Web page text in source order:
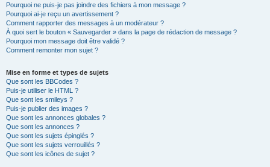
Pourquoi ne puis-je pas joindre des fichiers à mon message ?
Pourquoi ai-je reçu un avertissement ?
Comment rapporter des messages à un modérateur ?
À quoi sert le bouton « Sauvegarder » dans la page de rédaction de message ?
Pourquoi mon message doit être validé ?
Comment remonter mon sujet ?
Mise en forme et types de sujets
Que sont les BBCodes ?
Puis-je utiliser le HTML ?
Que sont les smileys ?
Puis-je publier des images ?
Que sont les annonces globales ?
Que sont les annonces ?
Que sont les sujets épinglés ?
Que sont les sujets verrouillés ?
Que sont les icônes de sujet ?